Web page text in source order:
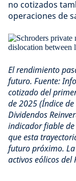
no cotizados
operaciones de
El rendimiento
futuro. Fuente:
cotizado del
de 2025 (Índice de
Dividendos
indicador fiable
que esta
futuro próximo. La
activos eólicos del